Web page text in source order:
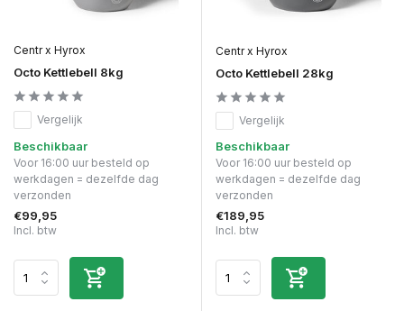
Centr x Hyrox
Octo Kettlebell 8kg
Vergelijk
Beschikbaar
Voor 16:00 uur besteld op
werkdagen = dezelfde dag
verzonden
€99,95
Incl. btw
Centr x Hyrox
Octo Kettlebell 28kg
Vergelijk
Beschikbaar
Voor 16:00 uur besteld op
werkdagen = dezelfde dag
verzonden
€189,95
Incl. btw